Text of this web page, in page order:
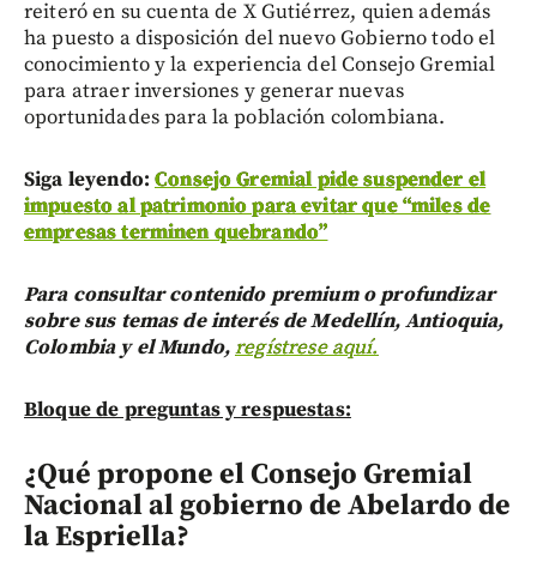
reiteró en su cuenta de X Gutiérrez, quien además
ha puesto a disposición del nuevo Gobierno todo el
conocimiento y la experiencia del Consejo Gremial
para atraer inversiones y generar nuevas
oportunidades para la población colombiana.
Siga leyendo:Consejo Gremial pide suspender el
impuesto al patrimonio para evitar que “miles de
empresas terminen quebrando”
Para consultar contenido premium o profundizar
sobre sus temas de interés de Medellín, Antioquia,
Colombia y el Mundo,regístrese aquí.
Bloque de preguntas y respuestas:
¿Qué propone el Consejo Gremial
Nacional al gobierno de Abelardo de
la Espriella?